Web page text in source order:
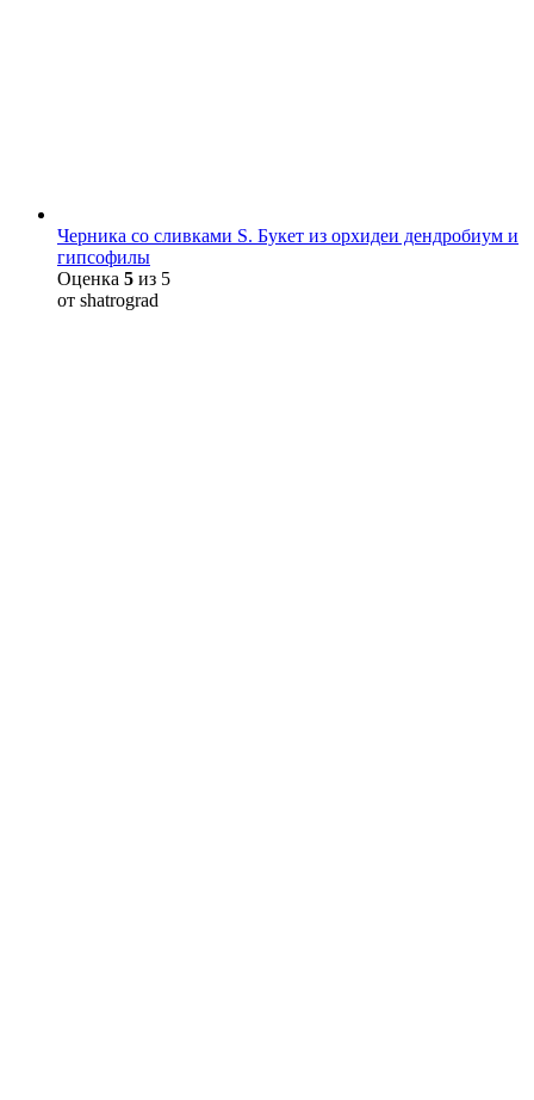
Черника со сливками S. Букет из орхидеи дендробиум и
гипсофилы
Оценка 5 из 5
от shatrograd